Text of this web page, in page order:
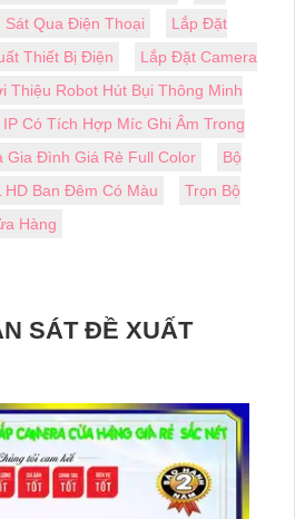
Qua Điện Thoại
Lắp Đặt
Thiết Bị Điện
Lắp Đặt Camera
Thiệu Robot Hút Bụi Thông Minh
Có Tích Hợp Míc Ghi Âm Trong
Gia Đình Giá Rẻ Full Color
Bộ
Ban Đêm Có Màu
Trọn Bộ
Hàng
SÁT ĐỀ XUẤT